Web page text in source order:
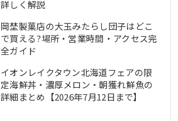
詳しく解説
岡埜製菓店の大玉みたらし団子はどこ
で買える?場所・営業時間・アクセス完
全ガイド
イオンレイクタウン北海道フェアの限
定海鮮丼・濃厚メロン・朝獲れ鮮魚の
詳細まとめ【2026年7月12日まで】